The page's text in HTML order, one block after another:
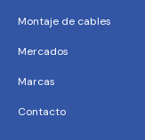
Montaje de cables
Mercados
Marcas
Contacto